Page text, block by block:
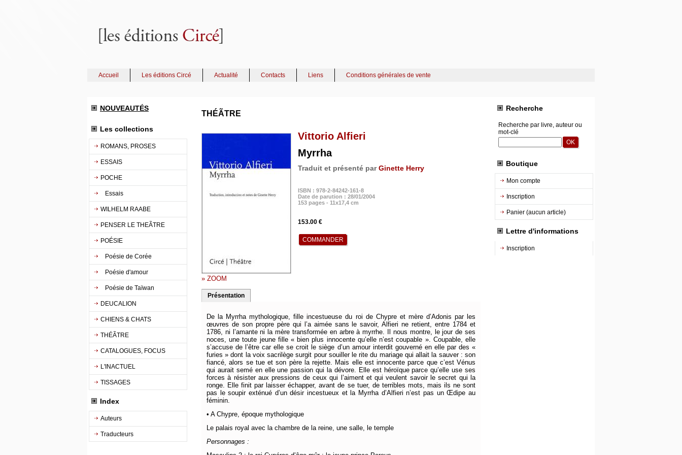
Accueil Les éditions Circé Actualité Contacts Liens Conditions générales de vente
NOUVEAUTÉS
Les collections
ROMANS, PROSES
ESSAIS
POCHE
Essais
WILHELM RAABE
PENSER LE THEÃTRE
POÉSIE
Poésie de Corée
Poésie d'amour
Poésie de Taïwan
DEUCALION
CHIENS & CHATS
THÉÃTRE
CATALOGUES, FOCUS
L'INACTUEL
TISSAGES
Index
Auteurs
Traducteurs
THÉÃTRE
» ZOOM
Vittorio Alfieri
Myrrha
Traduit et présenté parGinette Herry
ISBN : 978-2-84242-161-8
Date de parution : 28/01/2004
153 pages - 11x17,4 cm
153.00 €
Présentation
De la Myrrha mythologique, fille incestueuse du roi de Chypre et mère d’Adonis par les
œuvres de son propre père qui l’a aimée sans le savoir, Alfieri ne retient, entre 1784 et
1786, ni l’amante ni la mère transformée en arbre à myrrhe. Il nous montre, le jour de ses
noces, une toute jeune fille « bien plus innocente qu’elle n’est coupable ». Coupable, elle
s’accuse de l’être car elle se croit le siège d’un amour interdit gouverné en elle par des «
furies » dont la voix sacrilège surgit pour souiller le rite du mariage qui allait la sauver : son
fiancé, alors se tue et son père la rejette. Mais elle est innocente parce que c’est Vénus
qui aurait semé en elle une passion qui la dévore. Elle est héroïque parce qu’elle use ses
forces à résister aux pressions de ceux qui l’aiment et qui veulent savoir le secret qui la
ronge. Elle finit par laisser échapper, avant de se tuer, de terribles mots, mais ils ne sont
pas le soupir exténué d’un désir incestueux et la Myrrha d’Alfieri n’est pas un Œdipe au
féminin.
• A Chypre, époque mythologique
Le palais royal avec la chambre de la reine, une salle, le temple
Personnages :
Recherche
Recherche par livre, auteur ou
mot-clé
Boutique
Mon compte
Inscription
Panier (aucun article)
Lettre d'informations
Inscription